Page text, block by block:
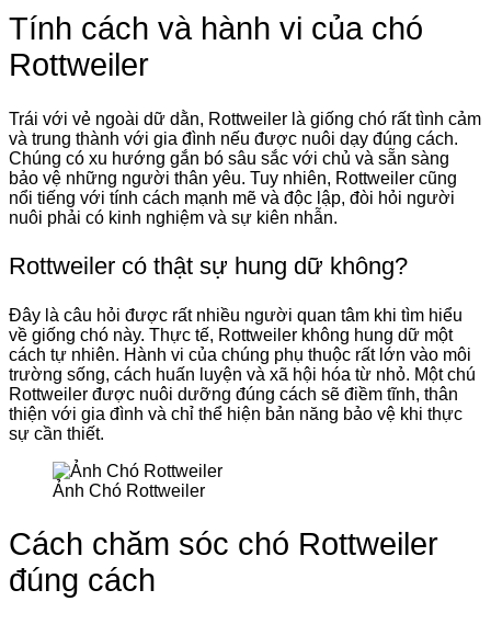
Tính cách và hành vi của chó
Rottweiler
Trái với vẻ ngoài dữ dằn, Rottweiler là giống chó rất tình cảm
và trung thành với gia đình nếu được nuôi dạy đúng cách.
Chúng có xu hướng gắn bó sâu sắc với chủ và sẵn sàng
bảo vệ những người thân yêu. Tuy nhiên, Rottweiler cũng
nổi tiếng với tính cách mạnh mẽ và độc lập, đòi hỏi người
nuôi phải có kinh nghiệm và sự kiên nhẫn.
Rottweiler có thật sự hung dữ không?
Đây là câu hỏi được rất nhiều người quan tâm khi tìm hiểu
về giống chó này. Thực tế, Rottweiler không hung dữ một
cách tự nhiên. Hành vi của chúng phụ thuộc rất lớn vào môi
trường sống, cách huấn luyện và xã hội hóa từ nhỏ. Một chú
Rottweiler được nuôi dưỡng đúng cách sẽ điềm tĩnh, thân
thiện với gia đình và chỉ thể hiện bản năng bảo vệ khi thực
sự cần thiết.
Ảnh Chó Rottweiler
Cách chăm sóc chó Rottweiler
đúng cách